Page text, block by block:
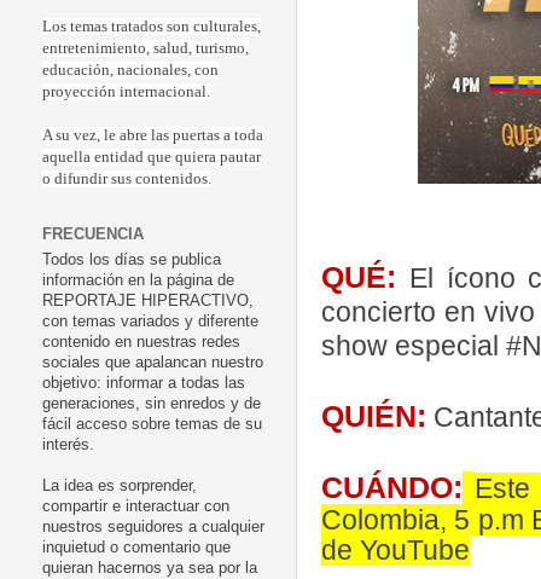
QUÉ: El ícono
concierto en
show especial
QUIÉN:
CUÁNDO:
Colombia, 5 p.m
de YouTube
Los temas tratados son culturales,
entretenimiento, salud, turismo,
educación, nacionales, con
proyección internacional.
A su vez, le abre las puertas a toda
aquella entidad que quiera pautar
o difundir sus contenidos.
FRECUENCIA
Todos los días se publica
información en la página de
REPORTAJE HIPERACTIVO,
con temas variados y diferente
contenido en nuestras redes
sociales que apalancan nuestro
objetivo: informar a todas las
generaciones, sin enredos y de
fácil acceso sobre temas de su
interés.
La idea es sorprender,
compartir e interactuar con
nuestros seguidores a cualquier
inquietud o comentario que
quieran hacernos ya sea por la